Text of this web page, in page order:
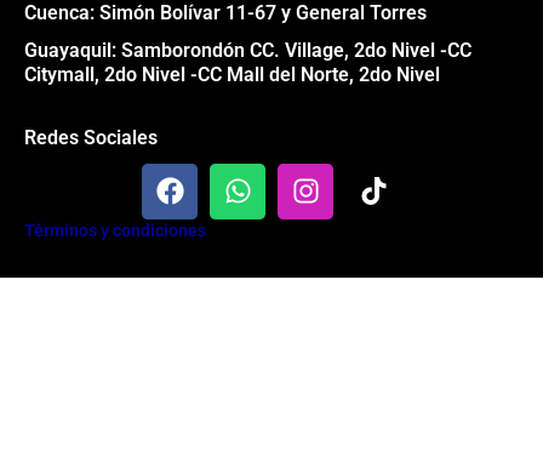
Cuenca: Simón Bolívar 11-67 y General Torres
Guayaquil: Samborondón CC. Village, 2do Nivel -CC
Citymall, 2do Nivel -CC Mall del Norte, 2do Nivel
Redes Sociales
F
a
c
b
W
h
a
s
I
n
s
a
T
i
o
Términos y condiciones